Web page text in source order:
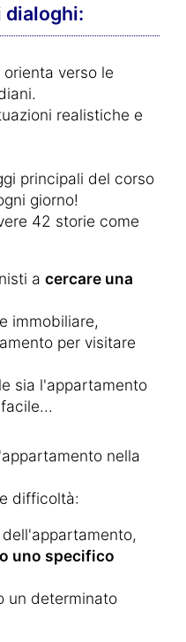
dialoghi:
verso le
realistiche e
principali del corso
giorno!
42 storie come
a cercare una
immobiliare,
per visitare
sia l'appartamento
nella
difficoltà:
uno specifico
un determinato